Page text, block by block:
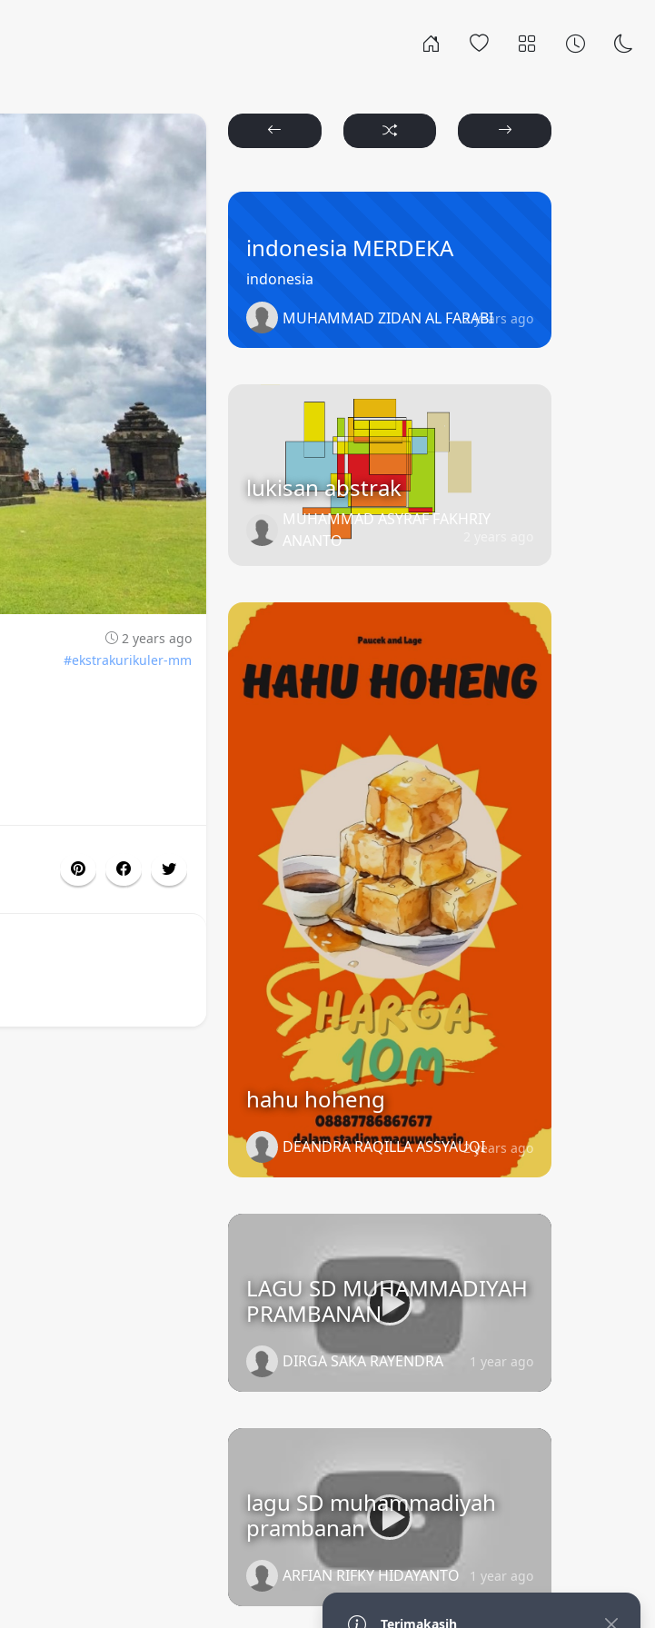
2 years ago
#ekstrakurikuler-mm
indonesia MERDEKA
indonesia
MUHAMMAD ZIDAN AL FARABI2 years ago
lukisan abstrak
MUHAMMAD ASYRAF FAKHRIY
ANANTO
hahu hoheng
DEANDRA RAQILLA ASSYAUQI2 years ago
LAGU SD MUHAMMADIYAH
PRAMBANAN
DIRGA SAKA RAYENDRA 1 year ago
lagu SD muhammadiyah
prambanan
ARFIAN RIFKY HIDAYANTO 1 year ago
Terimakasih